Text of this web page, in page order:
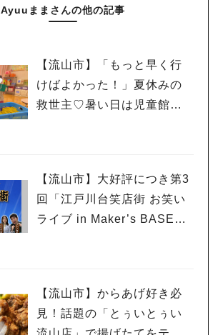
Ayuuままさんの他の記事
【流山市】「もっと早く行
けばよかった！」夏休みの
救世主♡暑い日は児童館へ！
【流山市】大好評につき第3
回「江戸川台笑店街 お笑い
ライブ in Maker’s BASE」
【流山市】からあげ好き必
見！話題の「とぅいとぅい